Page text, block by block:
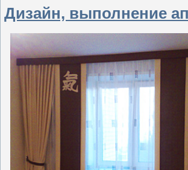
Дизайн, выполнение